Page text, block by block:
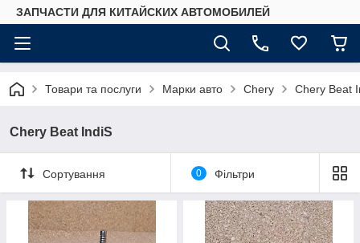
ЗАПЧАСТИ ДЛЯ КИТАЙСКИХ АВТОМОБИЛЕЙ
Товари та послуги Марки авто Chery Chery Beat
Chery Beat IndiS
Сортування 0 Фільтри